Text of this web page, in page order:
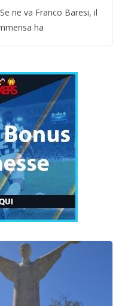
ne va Franco Baresi, il
ha